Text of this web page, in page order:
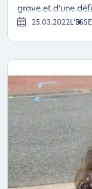
grave et d’une
25.03.2022